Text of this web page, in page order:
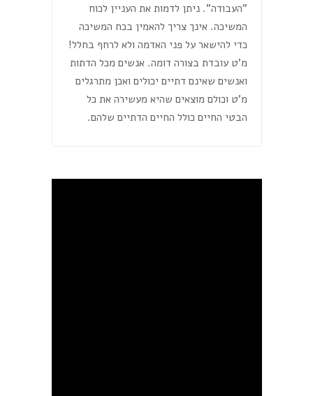
"העבודה". ניתן לדמות את העניין לכוח
המשיכה. אינך צריך להאמין בכח המשיכה
כדי להישאר על פני האדמה ולא לרחף בחלל!
מ'ט עובדת בצורה דומה. אנשים מכל הדתות
ואנשים שאינם דתיים יכולים ואכן מתרגלים
מ'ט וכולם מוצאים שהיא מעשירה את כל
הבטי החיים כולל החיים הדתיים שלהם.